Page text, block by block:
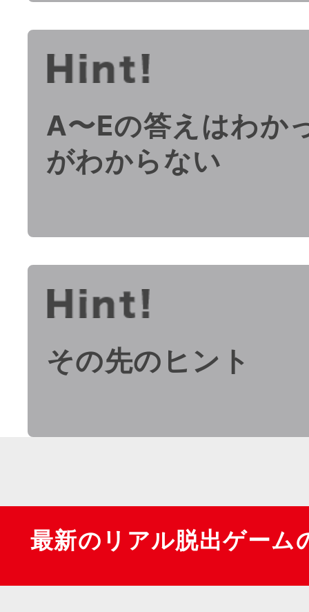
A〜Eの答えはわか
がわからない
その先のヒント
最新のリアル脱出ゲーム